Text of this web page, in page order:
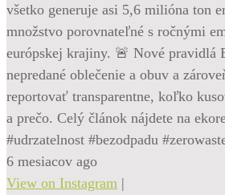
všetko generuje asi 5,6 milióna ton
množstvo porovnateľné s ročnými
európskej krajiny. 🚨 Nové pravidlá
nepredané oblečenie a obuv a
reportovať transparentne, koľko
a prečo. Celý článok nájdete na
#udrzatelnost #bezodpadu
6 mesiacov ago
View on Instagram |